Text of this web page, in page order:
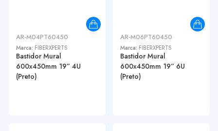
AR-M04PT60450
Marca: FIBERXPERTS
Bastidor Mural
600x450mm 19” 4U
(Preto)
AR-M06PT60450
Marca: FIBERXPERTS
Bastidor Mural
600x450mm 19” 6U
(Preto)